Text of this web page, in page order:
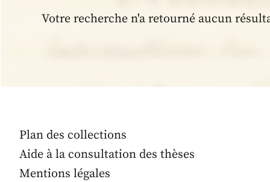
Votre recherche n'a retourné aucun
Plan des collections
Aide à la consultation des thèses
Mentions légales